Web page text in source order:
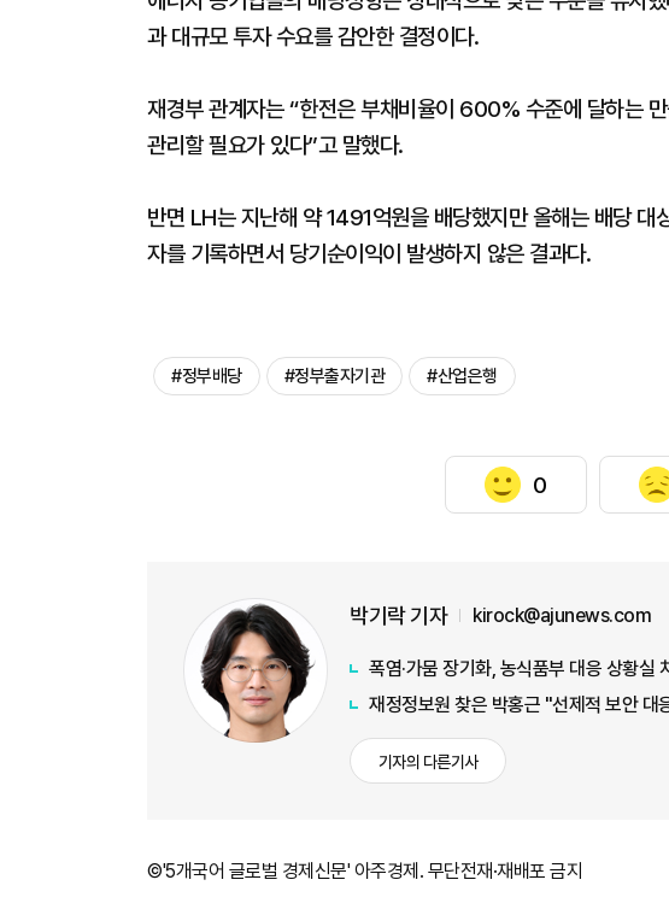
과 대규모 투자 수요를 감안한 결정이다.
재경부 관계자는 “한전은 부채비율이 600% 수준에 달하는
관리할 필요가 있다”고 말했다.
반면 LH는 지난해 약 1491억원을 배당했지만 올해는 배당 대
자를 기록하면서 당기순이익이 발생하지 않은 결과다.
#정부배당 #정부출자기관 #산업은행
0
박기락 기자 kirock@ajunews.com
폭염·가뭄 장기화, 농식품부 대응 상황실
재정정보원 찾은 박홍근 "선제적 보안 대
기자의 다른기사
©'5개국어 글로벌 경제신문' 아주경제. 무단전재·재배포 금지